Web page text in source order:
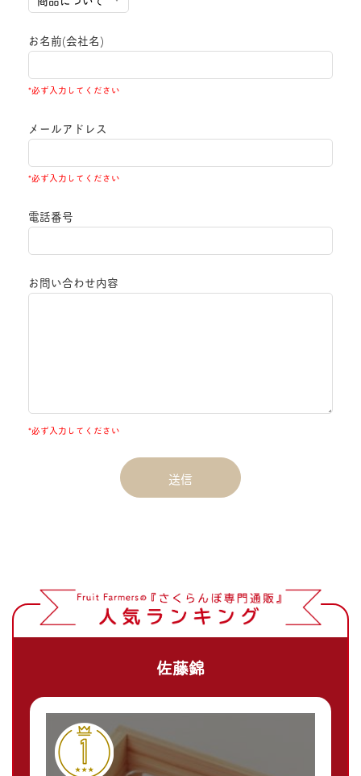
お名前(会社名)
*必ず入力してください
メールアドレス
*必ず入力してください
電話番号
お問い合わせ内容
*必ず入力してください
佐藤錦